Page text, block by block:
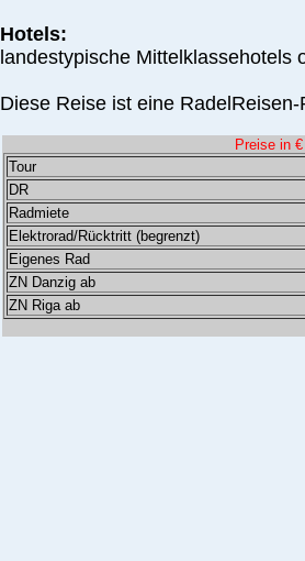
Hotels:
landestypische Mittelklassehotels
Diese Reise ist eine RadelReisen-
Preise in
Tour
DR
Radmiete
Elektrorad/Rücktritt (begrenzt)
Eigenes Rad
ZN Danzig ab
ZN Riga ab